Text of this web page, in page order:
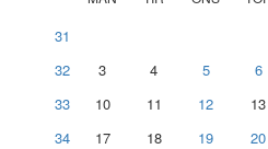
31
32
3 4 5 6
33
10 11 12 13
34
17 18 19 20